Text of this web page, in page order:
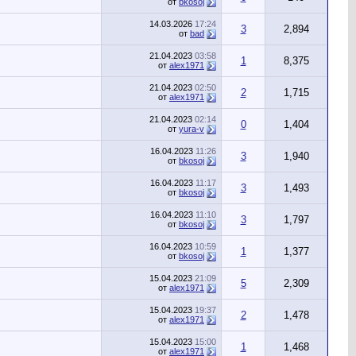
14.03.2026 17:24
от bad 3 2,894
21.04.2023 03:58
от alex1971 1 8,375
21.04.2023 02:50
от alex1971 2 1,715
21.04.2023 02:14
от yura-v 0 1,404
16.04.2023 11:26
от bkosoj 3 1,940
16.04.2023 11:17
от bkosoj 3 1,493
16.04.2023 11:10
от bkosoj 3 1,797
16.04.2023 10:59
от bkosoj 1 1,377
15.04.2023 21:09
от alex1971 5 2,309
15.04.2023 19:37
от alex1971 2 1,478
15.04.2023 15:00
от alex1971 1 1,468